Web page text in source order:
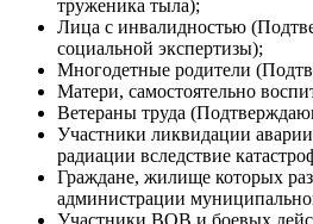
труженика тыла);
Лица с инвалидностью
социальной экспертизы);
Многодетные родители
Матери, самостоятельно
Ветераны труда
Участники ликвидации
радиации вследствие
Граждане, жилище которых
администрации
Участники ВОВ и боевых